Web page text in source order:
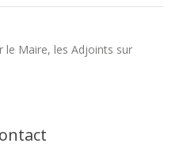
le Maire, les Adjoints sur